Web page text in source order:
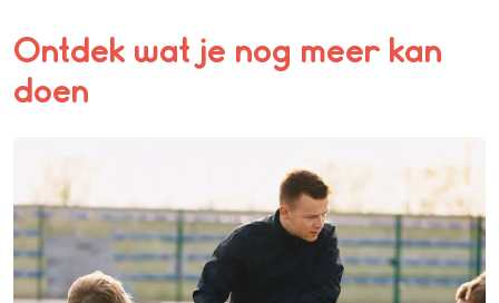
Ontdek wat je nog meer kan
doen